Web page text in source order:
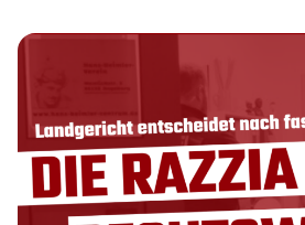
schon öfters mit seiner migrations-
arbeiterfeindlichen Politik von sich
das neue Haushaltsgesetz kündigt
Schritt im Abbau des italienischen
Neben der Ausweitung der
statt […]